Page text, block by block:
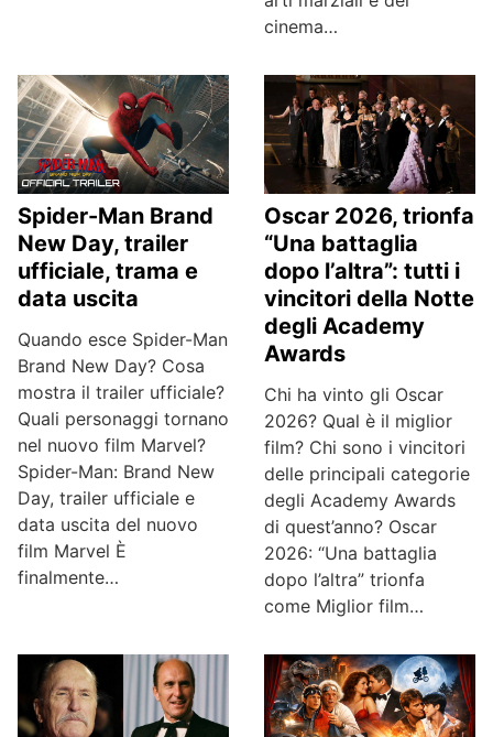
cinema…
Spider-Man Brand
New Day, trailer
ufficiale, trama e
data uscita
Quando esce Spider-Man
Brand New Day? Cosa
mostra il trailer ufficiale?
Quali personaggi tornano
nel nuovo film Marvel?
Spider-Man: Brand New
Day, trailer ufficiale e
data uscita del nuovo
film Marvel È
finalmente…
Oscar 2026, trionfa
“Una battaglia
dopo l’altra”: tutti i
vincitori della Notte
degli Academy
Awards
Chi ha vinto gli Oscar
2026? Qual è il miglior
film? Chi sono i vincitori
delle principali categorie
degli Academy Awards
di quest’anno? Oscar
2026: “Una battaglia
dopo l’altra” trionfa
come Miglior film…